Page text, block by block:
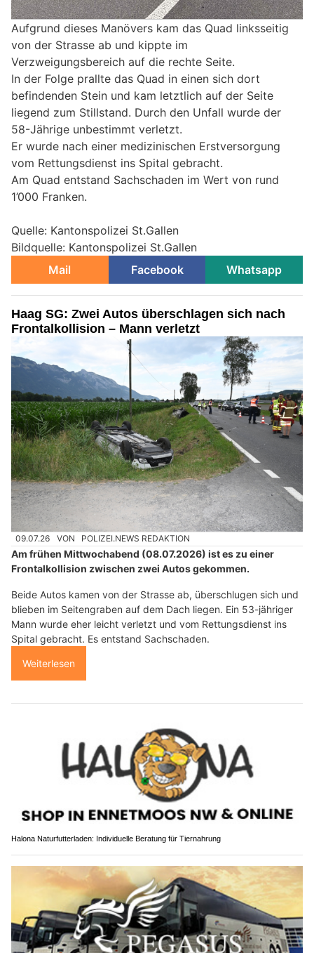
Aufgrund dieses Manövers kam das Quad linksseitig
von der Strasse ab und kippte im
Verzweigungsbereich auf die rechte Seite.
In der Folge prallte das Quad in einen sich dort
befindenden Stein und kam letztlich auf der Seite
liegend zum Stillstand. Durch den Unfall wurde der
58-Jährige unbestimmt verletzt.
Er wurde nach einer medizinischen Erstversorgung
vom Rettungsdienst ins Spital gebracht.
Am Quad entstand Sachschaden im Wert von rund
1’000 Franken.
Quelle: Kantonspolizei St.Gallen
Bildquelle: Kantonspolizei St.Gallen
Mail
Facebook Whatsapp
Haag SG: Zwei Autos überschlagen sich nach
Frontalkollision – Mann verletzt
09.07.26 VON POLIZEI.NEWS REDAKTION
Am frühen Mittwochabend (08.07.2026) ist es zu einer
Frontalkollision zwischen zwei Autos gekommen.
Beide Autos kamen von der Strasse ab, überschlugen sich und
blieben im Seitengraben auf dem Dach liegen. Ein 53-jähriger
Mann wurde eher leicht verletzt und vom Rettungsdienst ins
Spital gebracht. Es entstand Sachschaden.
Weiterlesen
Halona Naturfutterladen: Individuelle Beratung für Tiernahrung